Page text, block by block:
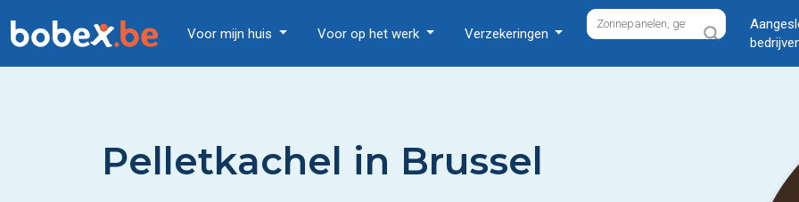
Voor mijn huis Voor op het werk Verzekeringen
Pelletkachel in Brussel